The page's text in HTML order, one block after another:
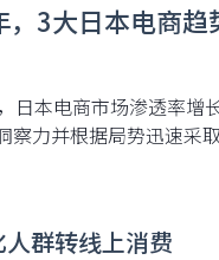
3大日本电商趋
日本电商市场渗透率增
察力并根据局势迅速采
群转线上消费